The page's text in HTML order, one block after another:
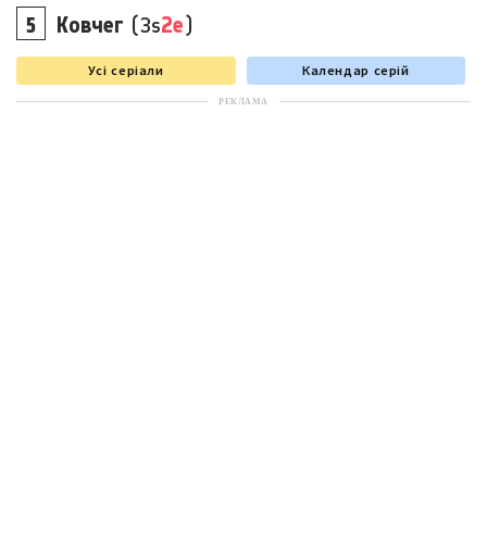
Ковчег (3s2e)
Усі серіали Календар серій
РЕКЛАМА